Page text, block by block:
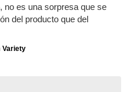
no es una sorpresa que se
del producto que del
Variety